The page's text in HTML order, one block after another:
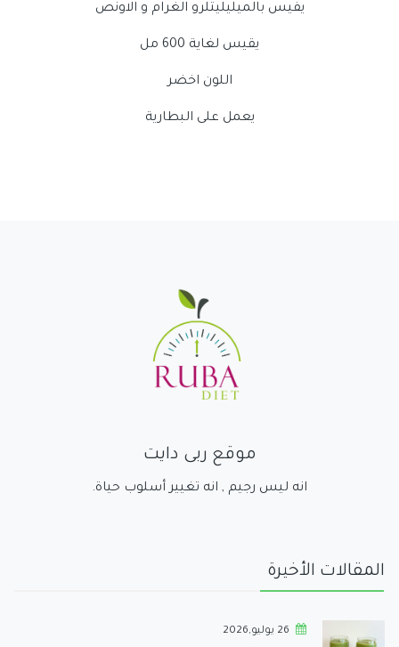
يفيس بالميليليتلرو الغرام و الاونص
يقيس لغاية 600 مل
اللون اخضر
يعمل على البطارية
موقع ربى دايت
انه ليس رجيم , انه تغيير أسلوب حياة.
المقالات الأخيرة
26 يوليو,2026